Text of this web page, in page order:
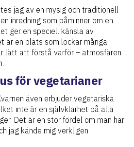
jag av en mysig och traditionell
inredning som påminner om en
ger en speciell känsla av
är en plats som lockar många
lätt att förstå varför – atmosfären
för vegetarianer
även erbjuder vegetariska
inte är en självklarhet på alla
Det är en stor fördel om man har
jag kände mig verkligen